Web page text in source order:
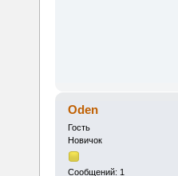
Oden
Гость
Новичок
Сообщений: 1